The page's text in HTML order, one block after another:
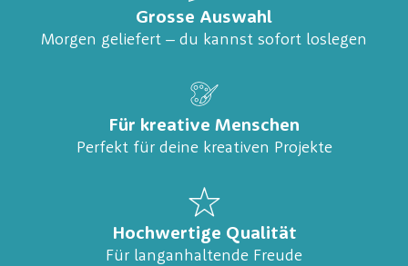
Grosse Auswahl
Morgen geliefert – du kannst sofort loslegen
Für kreative Menschen
Perfekt für deine kreativen Projekte
Hochwertige Qualität
Für langanhaltende Freude